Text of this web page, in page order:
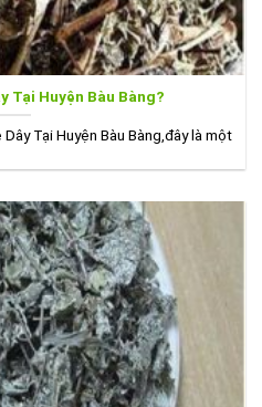
Tại Huyện Bàu Bàng?
Tại Huyện Bàu Bàng,đây là một